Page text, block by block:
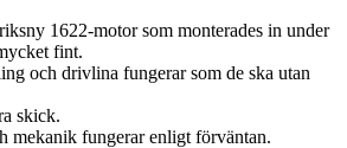
1622-motor som monterades in under
fint.
och drivlina fungerar som de ska utan
skick.
mekanik fungerar enligt förväntan.